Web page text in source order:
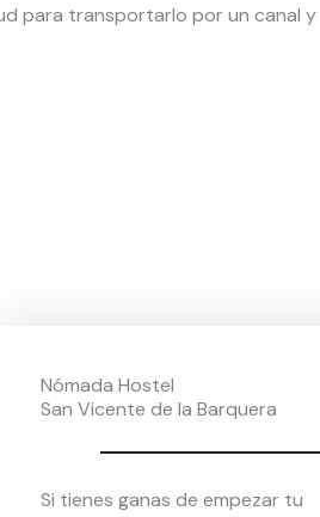
para transportarlo por un canal y
Nómada Hostel
San Vicente de la Barquera
Si tienes ganas de empezar tu